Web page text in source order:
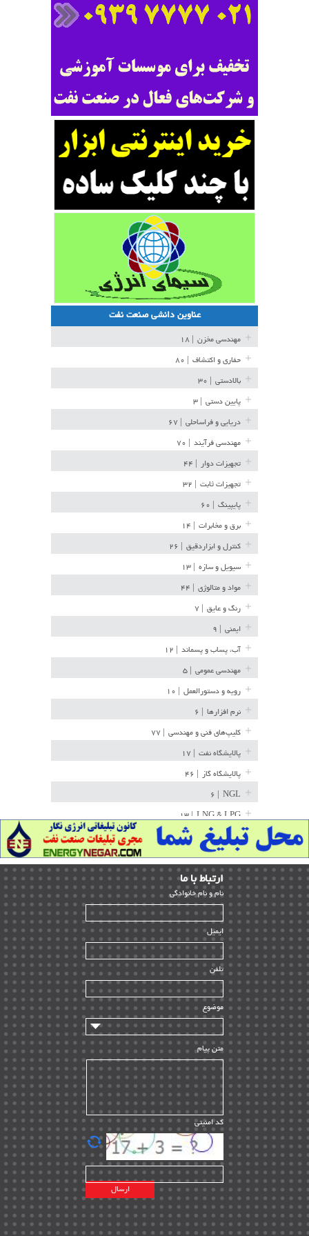
عناوین دانشی صنعت نفت
مهندسی مخزن
حفاری و اکتشاف
بالادستی
پایین دستی
دریایی و فراساحلی
مهندسی فرآیند
تجهیزات دوار
تجهیزات ثابت
پایپینگ
برق و مخابرات
کنترل و ابزاردقیق
سیویل و سازه
مواد و متالوژی
رنگ و عایق
ایمنی
آب، پساب و پسماند
مهندسی عمومی
رویه و دستورالعمل
نرم افزارها
کلیپ‌های فنی و مهندسی
پالایشگاه نفت
پالایشگاه گاز
NGL
LNG & LPG | ۱۳
خط لوله | ۳۶
مخازن ذخیره | ۱۵
پتروشیمی | ۱۴
بازرسی و QC | ۱۵
HSE | ۳۹
ساخت و نصب | ۱۲
راه اندازی | ۹
سازندگان و تامین کنندگان | ۱۰
تامین مالی و سرمایه گذاری | ۳۲
ماشین آلات
مدیریت پروژه
مدیریت دانش
مدیریت سازمانی و عمومی | ۲
تأمین کالا | ۱۳
EPC | ۲۰
پیمانکاران بین المللی | ۸
اطلاعات انرژی کشورها | ۱۴
پروژه های خارجی | ۱۵
نقشه های نفت و گاز خارجی | ۱۰
شرکت های نفتی | ۱۴
ارﺗﺒﺎط ﺑﺎ ما
ﻧﺎم و ﻧﺎم ﺧﺎﻧﻮادﮔﻰ
ایمیل
تلفن
موضوع
متن پیام
کد امنیتی